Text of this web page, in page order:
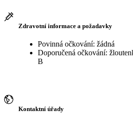
Zdravotní informace a požadavky
Povinná očkování: žádná
Doporučená očkování:
B
Kontaktní úřady